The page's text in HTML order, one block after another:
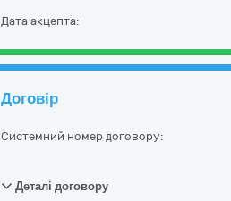
Дата акцепта:
Договір
Системний номер договору:
Деталі договору